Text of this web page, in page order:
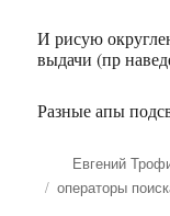
И рисую
выдачи (пр
Разные апы
Автор
Евгений
Метки
операторы